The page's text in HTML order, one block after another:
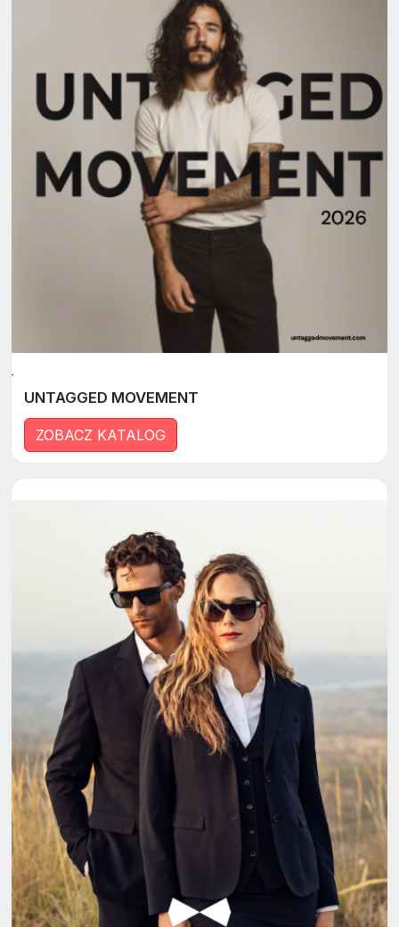
UNTAGGED MOVEMENT
ZOBACZ KATALOG